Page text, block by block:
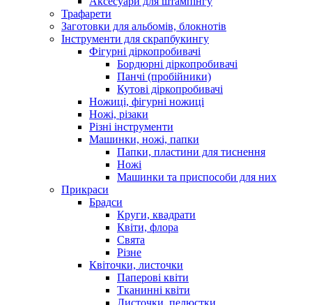
Трафарети
Заготовки для альбомів, блокнотів
Інструменти для скрапбукингу
Фігурні діркопробивачі
Бордюрні діркопробивачі
Панчі (пробійники)
Кутові діркопробивачі
Ножиці, фігурні ножиці
Ножі, різаки
Різні інструменти
Машинки, ножі, папки
Папки, пластини для тиснення
Ножі
Машинки та приспособи для них
Прикраси
Брадси
Круги, квадрати
Квіти, флора
Свята
Різне
Квіточки, листочки
Паперові квіти
Тканинні квіти
Листочки, пелюстки